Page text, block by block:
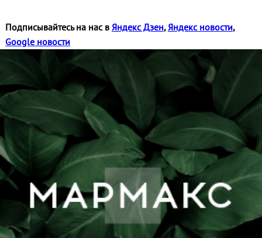
Подписывайтесь на нас в Яндекс Дзен, Яндекс новости,
Google новости